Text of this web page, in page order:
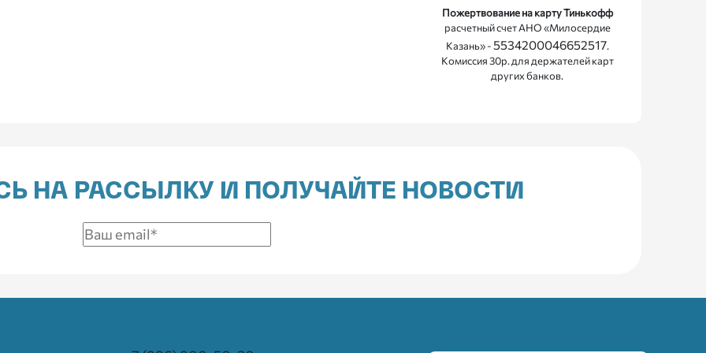
Пожертвование на карту Тинькофф
расчетный счет АНО «Милосердие
Казань» -5534200046652517.
Комиссия 30р. для держателей карт
других банков.
НА РАССЫЛКУ И ПОЛУЧАЙТЕ НОВОСТИ